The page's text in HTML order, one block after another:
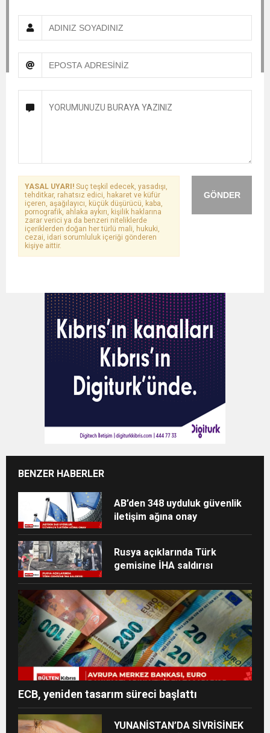
GÖNDER
YASAL UYARI! Suç teşkil edecek, yasadışı,
tehditkar, rahatsız edici, hakaret ve küfür
içeren, aşağılayıcı, küçük düşürücü, kaba,
pornografik, ahlaka aykırı, kişilik haklarına
zarar verici ya da benzeri niteliklerde
içeriklerden doğan her türlü mali, hukuki,
cezai, idari sorumluluk içeriği gönderen
kişiye aittir.
BENZER HABERLER
AB’den 348 uyduluk güvenlik
iletişim ağına onay
Rusya açıklarında Türk
gemisine İHA saldırısı
ECB, yeniden tasarım süreci başlattı
YUNANİSTAN’DA SİVRİSİNEK